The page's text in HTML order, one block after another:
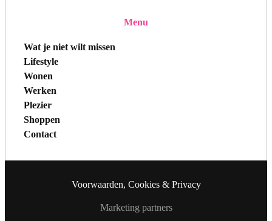
Menu
Wat je niet wilt missen
Lifestyle
Wonen
Werken
Plezier
Shoppen
Contact
Voorwaarden, Cookies & Privacy
Marketing partners